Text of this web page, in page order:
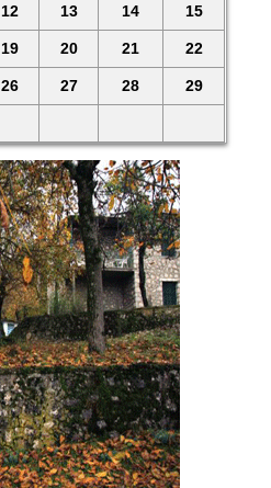
12 13 14 15
19 20 21 22
26 27 28 29